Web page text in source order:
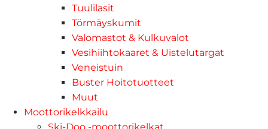
Tuulilasit
Törmäyskumit
Valomastot & Kulkuvalot
Vesihiihtokaaret & Uistelutargat
Veneistuin
Buster Hoitotuotteet
Muut
Moottorikelkkailu